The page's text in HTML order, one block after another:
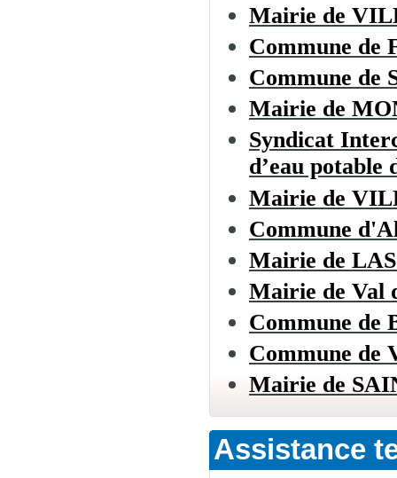
Mairie de
Commune de
Commune de
Mairie de
Syndicat
d’eau potable
Mairie de
Commune
Mairie de
Mairie de Val
Commune de
Commune de
Mairie de
Assistance